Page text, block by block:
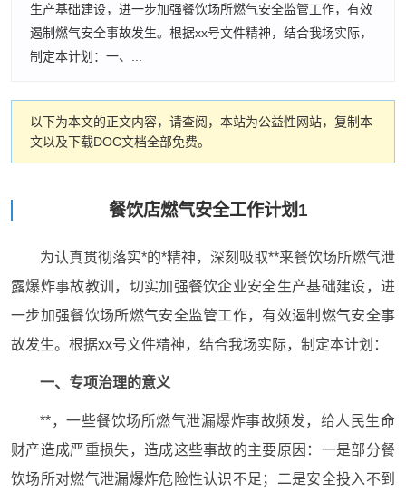
生产基础建设，进一步加强餐饮场所燃气安全监管工作，有效
遏制燃气安全事故发生。根据xx号文件精神，结合我场实际，
制定本计划：一、...
以下为本文的正文内容，请查阅，本站为公益性网站，复制本
文以及下载DOC文档全部免费。
餐饮店燃气安全工作计划1
为认真贯彻落实*的*精神，深刻吸取**来餐饮场所燃气泄
露爆炸事故教训，切实加强餐饮企业安全生产基础建设，进
一步加强餐饮场所燃气安全监管工作，有效遏制燃气安全事
故发生。根据xx号文件精神，结合我场实际，制定本计划：
一、专项治理的意义
**，一些餐饮场所燃气泄漏爆炸事故频发，给人民生命
财产造成严重损失，造成这些事故的主要原因：一是部分餐
饮场所对燃气泄漏爆炸危险性认识不足；二是安全投入不到